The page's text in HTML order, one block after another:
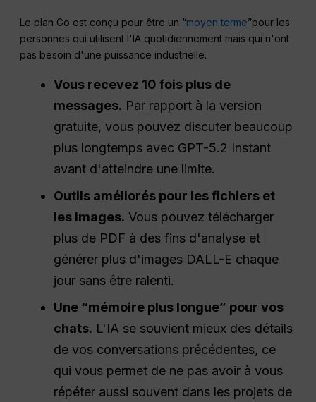
Le plan Go est conçu pour être un “moyen terme”pour les
personnes qui utilisent l'IA quotidiennement mais qui n'ont
pas besoin d'une puissance industrielle.
Vous recevez 10 fois plus de
messages. Par rapport à la version
gratuite, vous pouvez discuter beaucoup
plus longtemps avec GPT-5.2 Instant
avant d'atteindre une limite.
Outils améliorés pour les fichiers et
les images. Vous pouvez télécharger
plus de PDF à des fins d'analyse et
générer plus d'images DALL-E chaque
jour sans être ralenti.
Une “mémoire plus longue” pour vos
chats. L'IA se souvient mieux des détails
de vos conversations précédentes, ce
qui vous permet de ne pas avoir à vous
répéter aussi souvent dans les projets de